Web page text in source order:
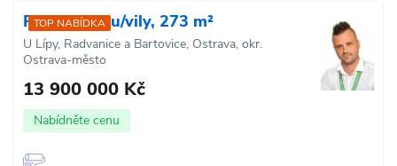
TOP NABÍDKA
Prodej domu/vily, 273 m²
U Lípy, Radvanice a Bartovice, Ostrava, okr.
Ostrava-město
13 900 000 Kč
Nabídněte cenu